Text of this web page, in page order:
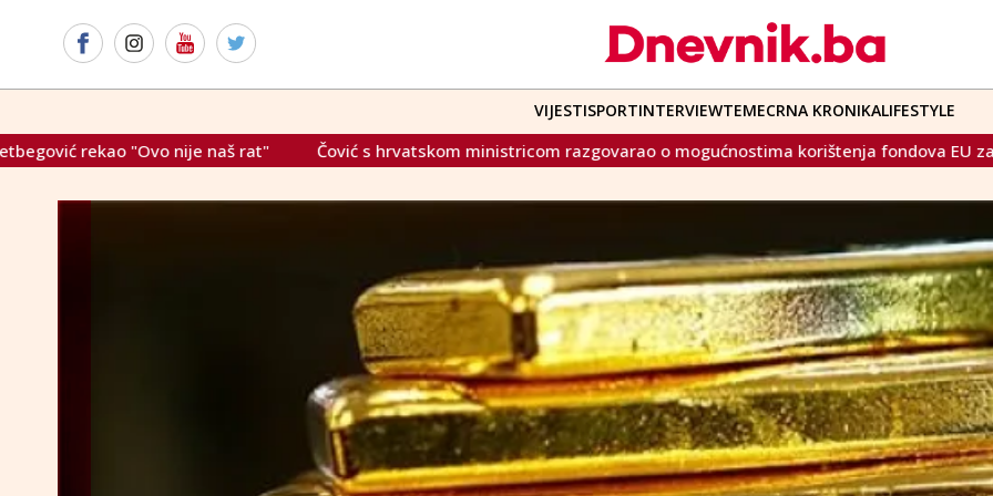
VIJESTISPORTINTERVIEWTEMECRNA KRONIKALIFESTYLE
Čović s hrvatskom ministricom razgovarao o mogućnostima korištenja fondova EU za projekte koji imaju strateški značaj